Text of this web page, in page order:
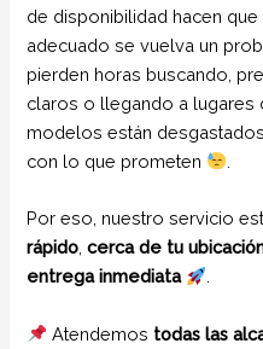
de disponibilidad hacen
adecuado se vuelva un
pierden horas buscando,
claros o llegando a lugares
modelos están
con lo que prometen
Por eso, nuestro servicio
rápido ,cerca de tu
entrega inmediata
Atendemos todas las